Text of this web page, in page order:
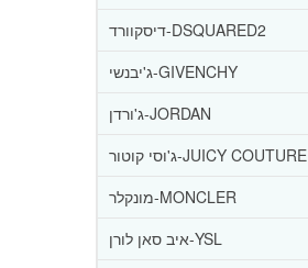
דיסקוורד-DSQUARED2
ג'יבנשי-GIVENCHY
ג'ורדן-JORDAN
ג'וסי קוטור-JUICY COUTURE
מונקלר-MONCLER
איב סאן לורן-YSL